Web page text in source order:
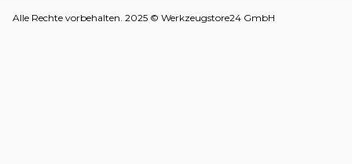
Alle Rechte vorbehalten. 2025 © Werkzeugstore24 GmbH